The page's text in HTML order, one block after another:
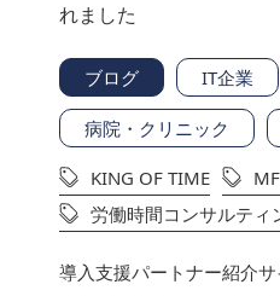
れました
ブログ IT企業
病院・クリニック
KING OF TIME
労働時間コンサルティ
導入支援パートナー紹介サ